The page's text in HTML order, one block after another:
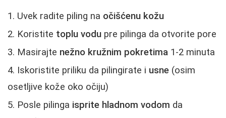
Uvek radite piling na očišćenu kožu
Koristite toplu vodu pre pilinga da otvorite pore
Masirajte nežno kružnim pokretima 1-2 minuta
Iskoristite priliku da pilingirate i usne (osim
osetljive kože oko očiju)
Posle pilinga isprite hladnom vodom da